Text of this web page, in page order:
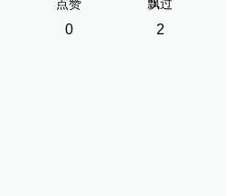
点赞
0
飘过
2